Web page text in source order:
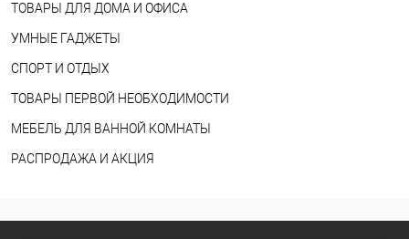
ТОВАРЫ ДЛЯ ДОМА И ОФИСА
УМНЫЕ ГАДЖЕТЫ
СПОРТ И ОТДЫХ
ТОВАРЫ ПЕРВОЙ НЕОБХОДИМОСТИ
МЕБЕЛЬ ДЛЯ ВАННОЙ КОМНАТЫ
РАСПРОДАЖА И АКЦИЯ